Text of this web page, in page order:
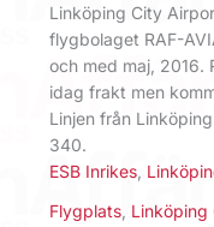
Linköping City
flygbolaget RAF-
och med maj, 2016.
idag frakt men
Linjen från
340.
ESB Inrikes
Flygplats Linköping